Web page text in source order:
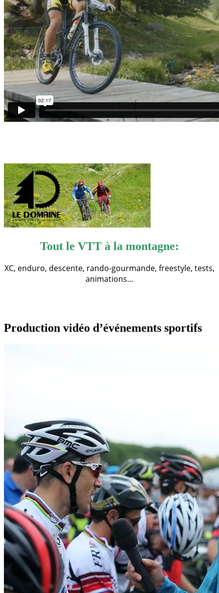
Tout le VTT à la montagne:
XC, enduro, descente, rando-gourmande, freestyle, tests,
animations…
Production vidéo d’événements sportifs